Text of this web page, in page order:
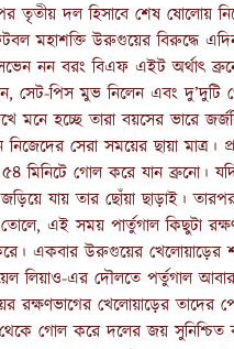
পর তৃতীয় দল হিসাবে শেষ ষোলোয়
মহাশক্তি উরুগুয়ের বিরুদ্ধে
নন বরং বিএফ এইট অর্থাৎ
সেট-পিস মুভ নিলেন এবং দু’দুটি
মনে হচ্ছে তারা বয়সের ভারে
সেরা সময়ের ছায়া মাত্র।
৫৪ মিনিটে গোল করে যান ব্রুনো।
যায় তার ছোঁয়া ছাড়াই।
এই সময় পার্তুগাল কিছুটা
একবার উরুগুয়ের খেলোয়াড়ের
লিয়াও-এর দৌলতে পর্তুগাল
খেলোয়াড়ের তাদের
থেকে গোল করে দলের জয়